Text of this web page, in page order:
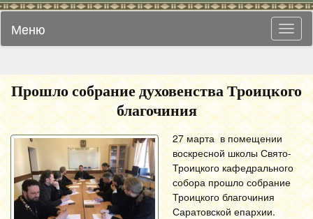
Меню
Прошло собрание духовенства Троицкого
благочиния
27 марта в помещении
воскресной школы Свято-
Троицкого кафедрального
собора прошло собрание
Троицкого благочиния
Саратовской епархии.